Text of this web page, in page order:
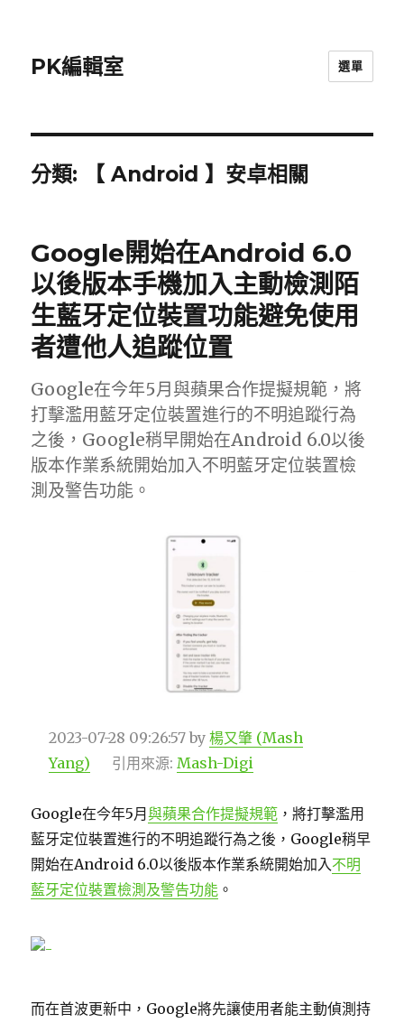
PK編輯室 選單
分類: 【 Android 】安卓相關
Google開始在Android 6.0
以後版本手機加入主動檢測陌
生藍牙定位裝置功能避免使用
者遭他人追蹤位置
Google在今年5月與蘋果合作提擬規範，將
打擊濫用藍牙定位裝置進行的不明追蹤行為
之後，Google稍早開始在Android 6.0以後
版本作業系統開始加入不明藍牙定位裝置檢
測及警告功能。
2023-07-28 09:26:57 by楊又肇 (Mash
Yang)
引用來源: Mash-Digi
Google在今年5月與蘋果合作提擬規範 ，將打擊濫用
藍牙定位裝置進行的不明追蹤行為之後，Google稍早
開始在Android 6.0以後版本作業系統開始加入 不明
藍牙定位裝置檢測及警告功能 。
而在首波更新中，Google將先讓使用者能主動偵測持